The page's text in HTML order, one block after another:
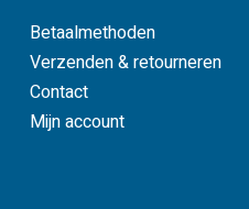
Betaalmethoden
Verzenden & retourneren
Contact
Mijn account